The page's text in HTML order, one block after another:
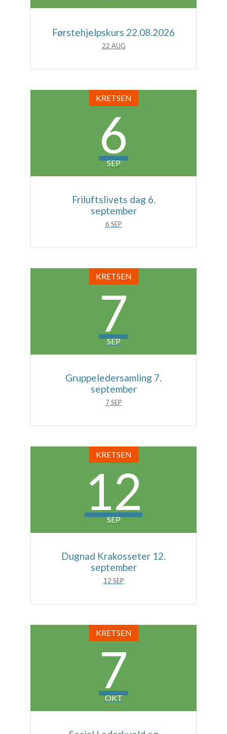
Førstehjelpskurs 22.08.2026
22 AUG
KRETSEN
6
SEP
Friluftslivets dag 6.
september
6 SEP
KRETSEN
7
SEP
Gruppeledersamling 7.
september
7 SEP
KRETSEN
12
SEP
Dugnad Krakosseter 12.
september
12 SEP
KRETSEN
7
OKT